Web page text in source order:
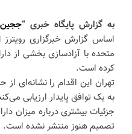
به گزارش پایگاه خبری “ججین
اساس گزارش خبرگزاری رویترز
متحده با آزادسازی بخشی از
کرده است.
تهران این اقدام را نشانه‌ای
به یک توافق پایدار ارزیابی
جزئیات بیشتری درباره میزان
تصمیم هنوز منتشر نشده است.